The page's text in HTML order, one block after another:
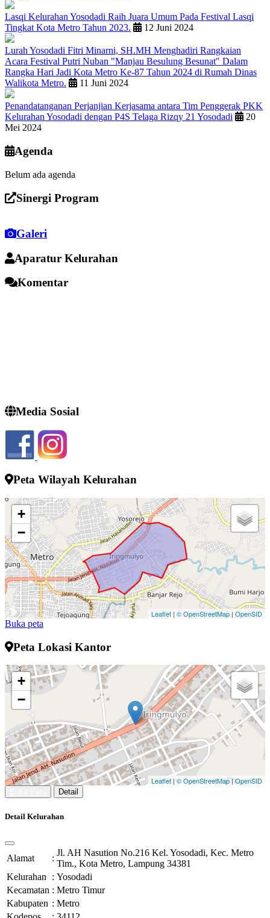
Lasqi Kelurahan Yosodadi Raih Juara Umum Pada Festival Lasqi
Tingkat Kota Metro Tahun 2023.
12 Juni 2024
Lurah Yosodadi Fitri Minarni, SH.MH Menghadiri Rangkaian
Acara Festival Putri Nuban "Manjau Besulung Besunat" Dalam
Rangka Hari Jadi Kota Metro Ke-87 Tahun 2024 di Rumah Dinas
Walikota Metro.
11 Juni 2024
Penandatanganan Perjanjian Kerjasama antara Tim Penggerak PKK
Kelurahan Yosodadi dengan P4S Telaga Rizqy 21 Yosodadi
20
Mei 2024
Agenda
Belum ada agenda
Sinergi Program
Galeri
Aparatur Kelurahan
Komentar
Media Sosial
Peta Wilayah Kelurahan
+
−
Leaflet | © OpenStreetMap|OpenSID
Buka peta
Peta Lokasi Kantor
+
−
Leaflet | © OpenStreetMap|OpenSID
Detail
Detail Kelurahan
Alamat :
Jl. AH Nasution No.216 Kel. Yosodadi, Kec. Metro
Tim., Kota Metro, Lampung 34381
Kelurahan
: Yosodadi
Kecamatan : Metro Timur
Kabupaten : Metro